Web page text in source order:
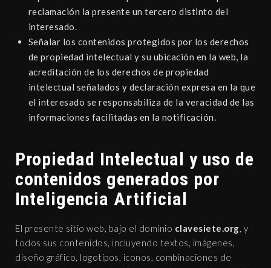
reclamación la presente un tercero distinto del
interesado.
Señalar los contenidos protegidos por los derechos
de propiedad intelectual y su ubicación en la web, la
acreditación de los derechos de propiedad
intelectual señalados y declaración expresa en la que
el interesado se responsabiliza de la veracidad de las
informaciones facilitadas en la notificación.
Propiedad Intelectual y uso de
contenidos generados por
Inteligencia Artificial
El presente sitio web, bajo el dominio clavesiete.org, y
todos sus contenidos, incluyendo textos, imágenes,
diseño gráfico, logotipos, iconos, combinaciones de